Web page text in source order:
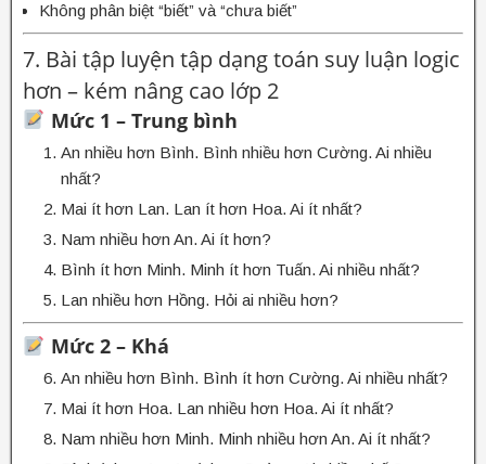
Không phân biệt “biết” và “chưa biết”
7. Bài tập luyện tập dạng toán suy luận logic
hơn – kém nâng cao lớp 2
Mức 1 – Trung bình
An nhiều hơn Bình. Bình nhiều hơn Cường. Ai nhiều
nhất?
Mai ít hơn Lan. Lan ít hơn Hoa. Ai ít nhất?
Nam nhiều hơn An. Ai ít hơn?
Bình ít hơn Minh. Minh ít hơn Tuấn. Ai nhiều nhất?
Lan nhiều hơn Hồng. Hỏi ai nhiều hơn?
Mức 2 – Khá
An nhiều hơn Bình. Bình ít hơn Cường. Ai nhiều nhất?
Mai ít hơn Hoa. Lan nhiều hơn Hoa. Ai ít nhất?
Nam nhiều hơn Minh. Minh nhiều hơn An. Ai ít nhất?